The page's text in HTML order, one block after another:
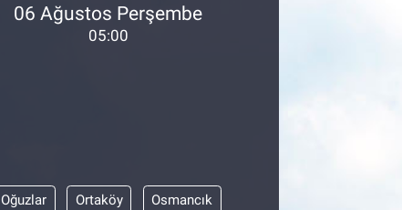
06 Ağustos Perşembe
05:00
Oğuzlar Ortaköy Osmancık